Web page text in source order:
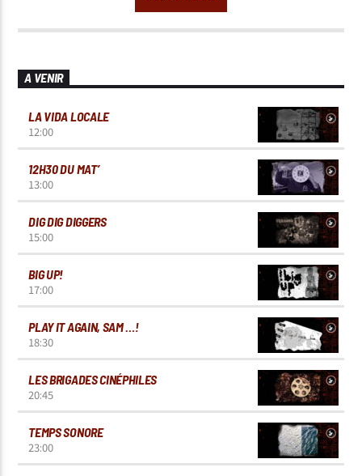
A VENIR
LA VIDA LOCALE
12:00
12H30 DU MAT’
13:00
DIG DIG DIGGERS
15:00
BIG UP!
17:00
PLAY IT AGAIN, SAM …!
18:30
LES BRIGADES CINÉPHILES
20:45
TEMPS SONORE
23:00